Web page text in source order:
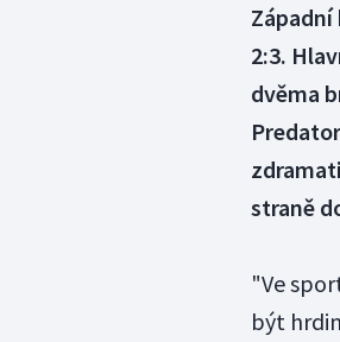
2:3.
dvěma
straně
"Ve
být